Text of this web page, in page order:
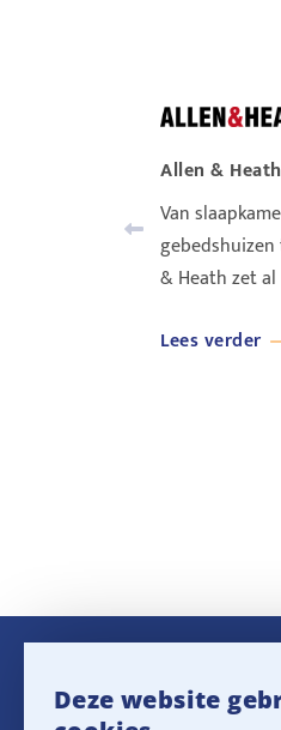
Allen & Heath
Van
& Heath zet al
Lees verder
Navigatie
Deze website